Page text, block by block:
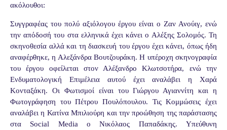
ακόλουθοι:
Συγγραφέας του πολύ αξιόλογου έργου είναι ο Ζαν Ανούιγ, ενώ
την απόδοσή του στα ελληνικά έχει κάνει ο Αλέξης Σολομός. Τη
σκηνοθεσία αλλά και τη διασκευή του έργου έχει κάνει, όπως ήδη
αναφέρθηκε, η Αλεξάνδρα Βουτζουράκη. Η υπέροχη σκηνογραφία
του έργου οφείλεται στον Αλέξανδρο Κλωτσοτήρα, ενώ την
Ενδυματολογική Επιμέλεια αυτού έχει αναλάβει η Χαρά
Κονταξάκη. Οι Φωτισμοί είναι του Γιώργου Αγιαννίτη και η
Φωτογράφηση του Πέτρου Πουλόπουλου. Τις Κομμώσεις έχει
αναλάβει η Κατίνα Μπιλιούρη και την προώθηση της παράστασης
στα Social Media ο Νικόλαος Παπαδάκης.Υπεύθυνη